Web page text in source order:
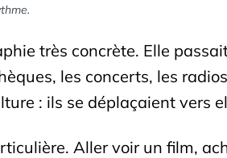
très concrète. Elle
les concerts, les
: ils se déplaçaient vers
Aller voir un film,